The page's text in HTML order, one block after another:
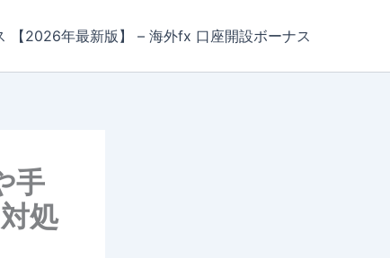
【2026年最新版】 – 海外fx 口座開設ボーナス
手
処